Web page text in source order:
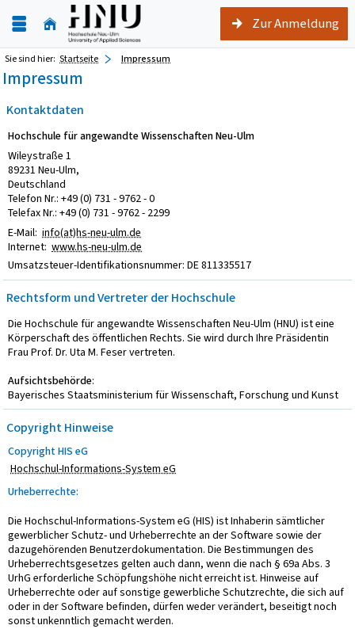
Zur Anmeldung
Sie sind hier: Startseite Impressum
Impressum
Kontaktdaten
Hochschule für angewandte Wissenschaften Neu-Ulm
Wileystraße 1
89231 Neu-Ulm,
Deutschland
Telefon Nr.: +49 (0) 731 - 9762 - 0
Telefax Nr.: +49 (0) 731 - 9762 - 2299
E-Mail: info(at)hs-neu-ulm.de
Internet: www.hs-neu-ulm.de
Umsatzsteuer-Identifikationsnummer: DE 811335517
Rechtsform und Vertreter der Hochschule
Die Hochschule für angewandte Wissenschaften Neu-Ulm (HNU) ist eine
Körperschaft des öffentlichen Rechts. Sie wird durch Ihre Präsidentin
Frau Prof. Dr. Uta M. Feser vertreten.
Aufsichtsbehörde:
Bayerisches Staatsministerium für Wissenschaft, Forschung und Kunst
Copyright Hinweise
Copyright HIS eG
Hochschul-Informations-System eG
Urheberrechte:
Die Hochschul-Informations-System eG (HIS) ist Inhaberin sämtlicher
gewerblicher Schutz- und Urheberrechte an der Software sowie der
dazugehörenden Benutzerdokumentation. Die Bestimmungen des
Urheberrechtsgesetzes gelten auch dann, wenn die nach § 69a Abs. 3
UrhG erforderliche Schöpfungshöhe nicht erreicht ist. Hinweise auf
Urheberrechte oder auf sonstige gewerbliche Schutzrechte, die sich auf
oder in der Software befinden, dürfen weder verändert, beseitigt noch
sonst unkenntlich gemacht werden.